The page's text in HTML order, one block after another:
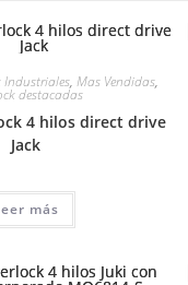
Industriales,Mas Vendidas,
destacadas
4 hilos direct drive
Jack
más